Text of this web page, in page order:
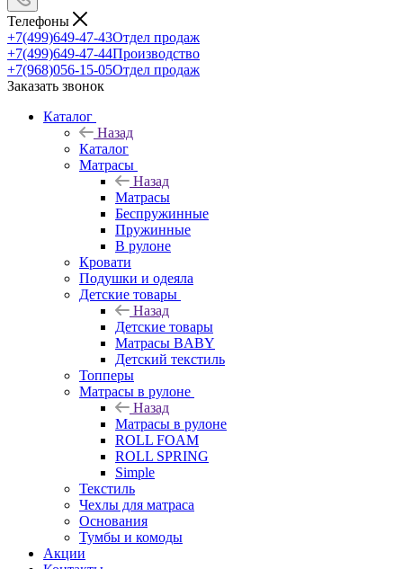
Телефоны
+7(499)649-47-43Отдел продаж
+7(499)649-47-44Производство
+7(968)056-15-05Отдел продаж
Заказать звонок
Каталог
Назад
Каталог
Матрасы
Назад
Матрасы
Беспружинные
Пружинные
В рулоне
Кровати
Подушки и одеяла
Детские товары
Назад
Детские товары
Матрасы BABY
Детский текстиль
Топперы
Матрасы в рулоне
Назад
Матрасы в рулоне
ROLL FOAM
ROLL SPRING
Simple
Текстиль
Чехлы для матраса
Основания
Тумбы и комоды
Акции